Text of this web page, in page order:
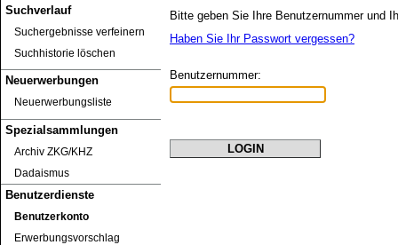
Suchverlauf
Suchergebnisse verfeinern
Suchhistorie löschen
Neuerwerbungen
Neuerwerbungsliste
Spezialsammlungen
Archiv ZKG/KHZ
Dadaismus
Benutzerdienste
Benutzerkonto
Erwerbungsvorschlag
Bitte geben Sie Ihre Benutzernummer und
Haben Sie Ihr Passwort vergessen?
Benutzernummer: